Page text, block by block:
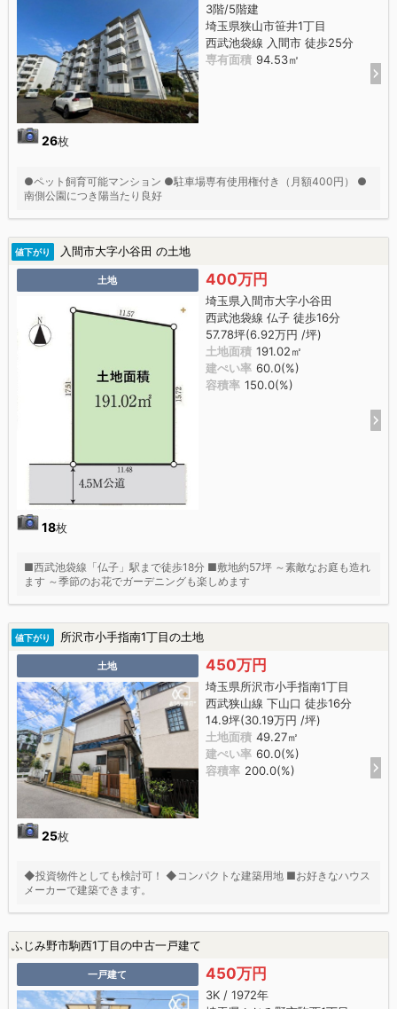
26枚
3階/5階建
埼玉県狭山市笹井1丁目
西武池袋線 入間市 徒歩25分
専有面積 94.53㎡
●ペット飼育可能マンション ●駐車場専有使用権付き（月額400円） ●
南側公園につき陽当たり良好
値下がり 入間市大字小谷田 の土地
土地
18枚
400万円
埼玉県入間市大字小谷田
西武池袋線 仏子 徒歩16分
57.78坪(6.92万円 /坪)
土地面積 191.02㎡
建ぺい率 60.0(%)
容積率 150.0(%)
■西武池袋線「仏子」駅まで徒歩18分 ■敷地約57坪 ～素敵なお庭も造れ
ます ～季節のお花でガーデニングも楽しめます
値下がり 所沢市小手指南1丁目の土地
土地
25枚
450万円
埼玉県所沢市小手指南1丁目
西武狭山線 下山口 徒歩16分
14.9坪(30.19万円 /坪)
土地面積 49.27㎡
建ぺい率 60.0(%)
容積率 200.0(%)
◆投資物件としても検討可！ ◆コンパクトな建築用地 ■お好きなハウス
メーカーで建築できます。
ふじみ野市駒西1丁目の中古一戸建て
一戸建て 450万円
3K / 1972年